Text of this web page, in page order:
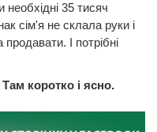
35 тисяч
сім'я не склала руки і
І потрібні
Там коротко і ясно.